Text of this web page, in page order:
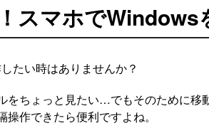
スマホでWindows
たい時はありませんか？
をちょっと見たい…でもそのために
作できたら便利ですよね。